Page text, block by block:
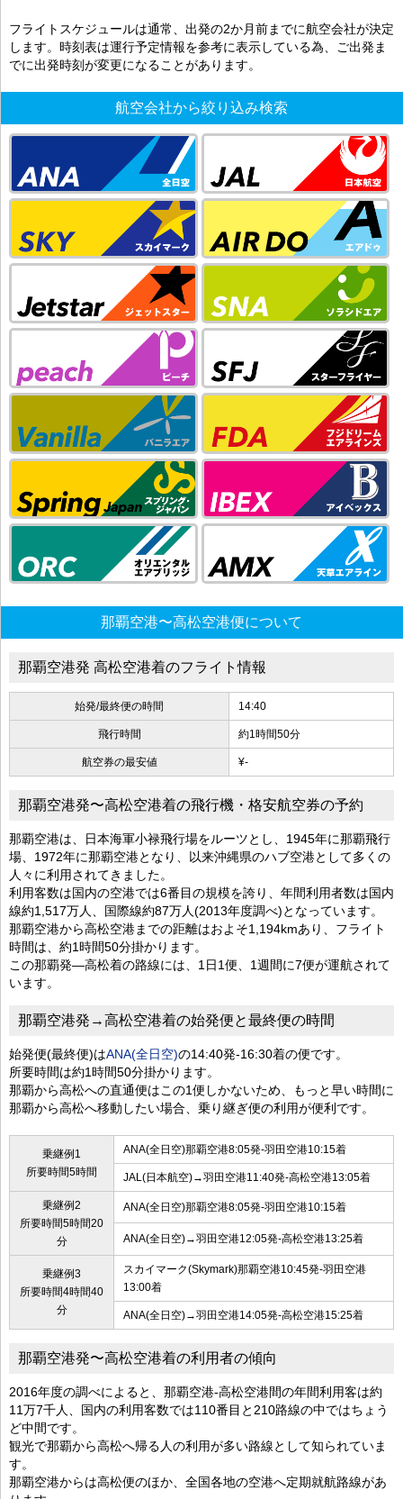
フライトスケジュールは通常、出発の2か月前までに航空会社が決定
します。時刻表は運行予定情報を参考に表示している為、ご出発ま
でに出発時刻が変更になることがあります。
航空会社から絞り込み検索
那覇空港〜高松空港便について
那覇空港発 高松空港着のフライト情報
始発/最終便の時間 14:40
飛行時間 約1時間50分
航空券の最安値 ¥-
那覇空港発〜高松空港着の飛行機・格安航空券の予約
那覇空港は、日本海軍小禄飛行場をルーツとし、1945年に那覇飛行
場、1972年に那覇空港となり、以来沖縄県のハブ空港として多くの
人々に利用されてきました。
利用客数は国内の空港では6番目の規模を誇り、年間利用者数は国内
線約1,517万人、国際線約87万人(2013年度調べ)となっています。
那覇空港から高松空港までの距離はおよそ1,194kmあり、フライト
時間は、約1時間50分掛かります。
この那覇発―高松着の路線には、1日1便、1週間に7便が運航されて
います。
那覇空港発→高松空港着の始発便と最終便の時間
始発便(最終便)はANA(全日空)の14:40発-16:30着の便です。
所要時間は約1時間50分掛かります。
那覇から高松への直通便はこの1便しかないため、もっと早い時間に
那覇から高松へ移動したい場合、乗り継ぎ便の利用が便利です。
乗継例1
所要時間5時間
ANA(全日空)那覇空港8:05発-羽田空港10:15着
JAL(日本航空)→羽田空港11:40発-高松空港13:05着
乗継例2
所要時間5時間20
分
ANA(全日空)那覇空港8:05発-羽田空港10:15着
ANA(全日空)→羽田空港12:05発-高松空港13:25着
乗継例3
所要時間4時間40
分
スカイマーク(Skymark)那覇空港10:45発-羽田空港
13:00着
ANA(全日空)→羽田空港14:05発-高松空港15:25着
那覇空港発〜高松空港着の利用者の傾向
2016年度の調べによると、那覇空港-高松空港間の年間利用客は約
11万7千人、国内の利用客数では110番目と210路線の中ではちょう
ど中間です。
観光で那覇から高松へ帰る人の利用が多い路線として知られていま
す。
那覇空港からは高松便のほか、全国各地の空港へ定期就航路線があ